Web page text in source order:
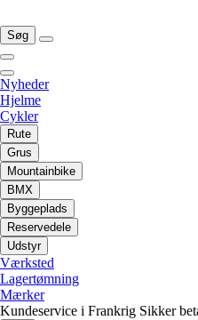
Søg
Nyheder
Hjelme
Cykler
Rute
Grus
Mountainbike
BMX
Byggeplads
Reservedele
Udstyr
Værksted
Lagertømning
Mærker
Kundeservice i Frankrig Sikker